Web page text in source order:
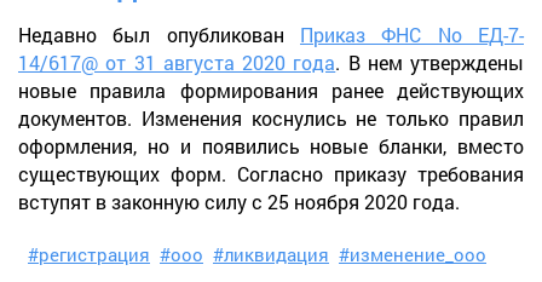
Недавно был опубликован Приказ ФНС No ЕД-7-
14/617@ от 31 августа 2020 года. В нем утверждены
новые правила формирования ранее действующих
документов. Изменения коснулись не только правил
оформления, но и появились новые бланки, вместо
существующих форм. Согласно приказу требования
вступят в законную силу с 25 ноября 2020 года.
#регистрация #ооо #ликвидация #изменение_ооо